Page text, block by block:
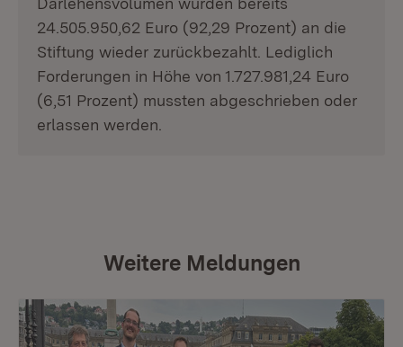
24.505.950,62 Euro (92,29 Prozent) an die
Stiftung wieder zurückbezahlt. Lediglich
Forderungen in Höhe von 1.727.981,24 Euro
(6,51 Prozent) mussten abgeschrieben oder
erlassen werden.
Weitere Meldungen